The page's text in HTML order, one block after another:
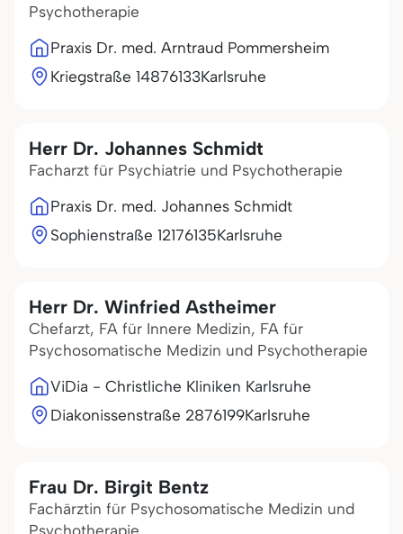
Psychotherapie
Praxis Dr. med. Arntraud Pommersheim
Kriegstraße 14876133Karlsruhe
Herr Dr. Johannes Schmidt
Facharzt für Psychiatrie und Psychotherapie
Praxis Dr. med. Johannes Schmidt
Sophienstraße 12176135Karlsruhe
Herr Dr. Winfried Astheimer
Chefarzt, FA für Innere Medizin, FA für
Psychosomatische Medizin und Psychotherapie
ViDia - Christliche Kliniken Karlsruhe
Diakonissenstraße 2876199Karlsruhe
Frau Dr. Birgit Bentz
Fachärztin für Psychosomatische Medizin und
Psychotherapie